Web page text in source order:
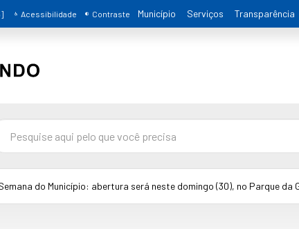
Acessibilidade Contraste Município Serviços Transparência
do Município: abertura será neste domingo (30), no Parque da